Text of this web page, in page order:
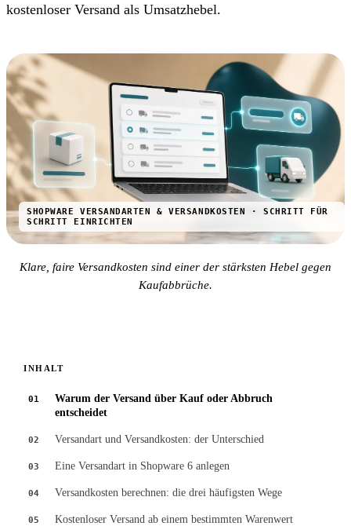
kostenloser Versand als Umsatzhebel.
SHOPWARE VERSANDARTEN & VERSANDKOSTEN · SCHRITT FÜR
SCHRITT EINRICHTEN
Klare, faire Versandkosten sind einer der stärksten Hebel gegen
Kaufabbrüche.
INHALT
01
Warum der Versand über Kauf oder Abbruch
entscheidet
02 Versandart und Versandkosten: der Unterschied
03 Eine Versandart in Shopware 6 anlegen
04 Versandkosten berechnen: die drei häufigsten Wege
05 Kostenloser Versand ab einem bestimmten Warenwert